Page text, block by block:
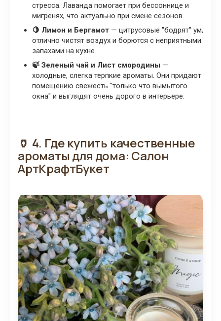
стресса. Лаванда помогает при бессоннице и
мигренях, что актуально при смене сезонов.
🍋 Лимон и Бергамот— цитрусовые "бодрят" ум,
отлично чистят воздух и борются с неприятными
запахами на кухне.
🍃 Зеленый чай и Лист смородины —
холодные, слегка терпкие ароматы. Они придают
помещению свежесть "только что вымытого
окна" и выглядят очень дорого в интерьере.
🏺 4. Где купить качественные
ароматы для дома: Салон
АртКрафтБукет